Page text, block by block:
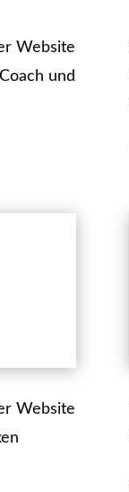
Website
und
Website